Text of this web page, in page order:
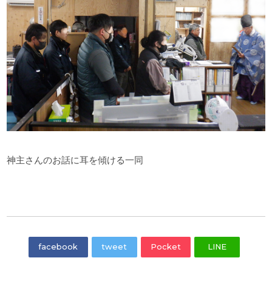
神主さんのお話に耳を傾ける一同
facebook tweet Pocket LINE